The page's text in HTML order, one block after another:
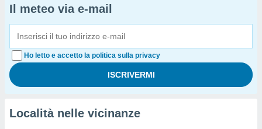
Il meteo via e-mail
Ho letto e accetto la politica sulla privacy
Località nelle vicinanze